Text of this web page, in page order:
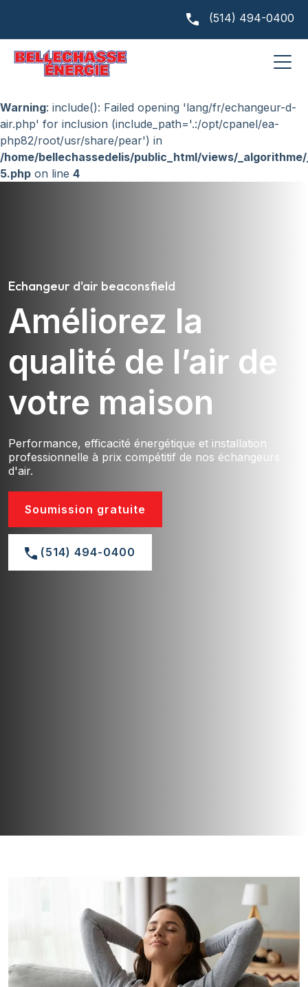
(514) 494-0400
: include(lang/fr/echangeur-d-air.php): Failed to
open stream: No such file or directory in
/home/bellechassedelis/public_html/views/
on line4
Warning: include(): Failed opening 'lang/fr/echangeur-d-
air.php' for inclusion (include_path='.:/opt/cpanel/ea-
php82/root/usr/share/pear') in
/home/bellechassedelis/public_html/views/
5.php on line 4
Echangeur d'air beaconsfield
Améliorez la
qualité de l’air de
votre maison
Performance, efficacité énergétique et installation
professionnelle à prix compétitif de nos échangeurs
d'air.
Soumission gratuite
(514) 494-0400